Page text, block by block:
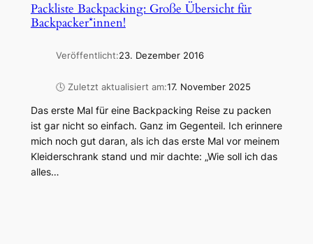
Packliste Backpacking: Große Übersicht für
Backpacker*innen!
Veröffentlicht:23. Dezember 2016
🕓 Zuletzt aktualisiert am:17. November 2025
Das erste Mal für eine Backpacking Reise zu packen
ist gar nicht so einfach. Ganz im Gegenteil. Ich erinnere
mich noch gut daran, als ich das erste Mal vor meinem
Kleiderschrank stand und mir dachte: „Wie soll ich das
alles…